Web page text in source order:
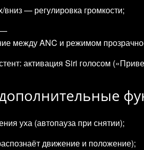
вниз — регулировка громкости;
—
между ANC и режимом
активация Siri голосом
уха (автопауза при снятии);
движение и положение);